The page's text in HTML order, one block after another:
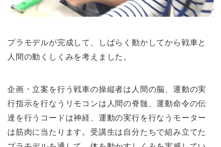
プラモデルが完成して、しばらく動かしてから戦車と
人間の動くしくみを考えました。
企画・立案を行う戦車の操縦者は人間の脳、運動の実
行指示を行なうリモコンは人間の脊髄、運動命令の伝
達を行うコードは神経、運動の実行を行なうモーター
は筋肉に当たります。受講生は自分たちで組み立てた